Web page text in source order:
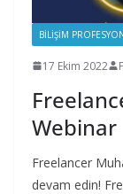
BILIŞIM
17 Ekim 2022
Webinar
Freelancer
devam edin!